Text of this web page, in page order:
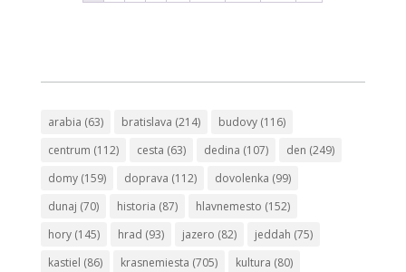
arabia (63) bratislava (214) budovy(116)
centrum (112) cesta (63) dedina (107) den (249)
domy(159) doprava (112) dovolenka (99)
dunaj (70) historia (87) hlavnemesto (152)
hory(145) hrad (93) jazero (82) jeddah (75)
kastiel (86) krasnemiesta (705) kultura (80)